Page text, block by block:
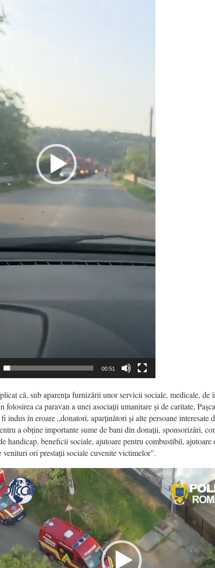
00:51
că, sub aparența furnizării unor servicii sociale, medicale, de
folosirea ca paravan a unei asociații umanitare și de caritate,
fi indus în eroare „donatori, aparținători și alte persoane interesate
a obține importante sume de bani din donații, sponsorizări,
handicap, beneficii sociale, ajutoare pentru combustibil, ajutoare
venituri ori prestații sociale cuvenite victimelor”.